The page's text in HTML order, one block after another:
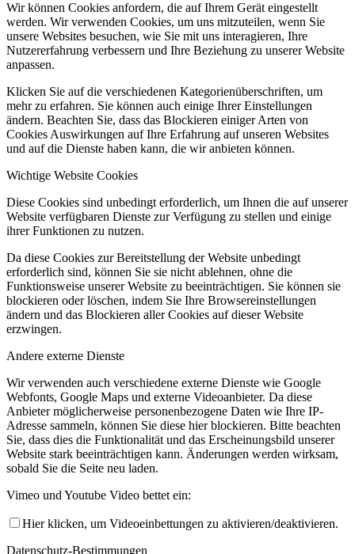
Wir können Cookies anfordern, die auf Ihrem Gerät eingestellt
werden. Wir verwenden Cookies, um uns mitzuteilen, wenn Sie
unsere Websites besuchen, wie Sie mit uns interagieren, Ihre
Nutzererfahrung verbessern und Ihre Beziehung zu unserer Website
anpassen.
Klicken Sie auf die verschiedenen Kategorienüberschriften, um
mehr zu erfahren. Sie können auch einige Ihrer Einstellungen
ändern. Beachten Sie, dass das Blockieren einiger Arten von
Cookies Auswirkungen auf Ihre Erfahrung auf unseren Websites
und auf die Dienste haben kann, die wir anbieten können.
Wichtige Website Cookies
Diese Cookies sind unbedingt erforderlich, um Ihnen die auf unserer
Website verfügbaren Dienste zur Verfügung zu stellen und einige
ihrer Funktionen zu nutzen.
Da diese Cookies zur Bereitstellung der Website unbedingt
erforderlich sind, können Sie sie nicht ablehnen, ohne die
Funktionsweise unserer Website zu beeinträchtigen. Sie können sie
blockieren oder löschen, indem Sie Ihre Browsereinstellungen
ändern und das Blockieren aller Cookies auf dieser Website
erzwingen.
Andere externe Dienste
Wir verwenden auch verschiedene externe Dienste wie Google
Webfonts, Google Maps und externe Videoanbieter. Da diese
Anbieter möglicherweise personenbezogene Daten wie Ihre IP-
Adresse sammeln, können Sie diese hier blockieren. Bitte beachten
Sie, dass dies die Funktionalität und das Erscheinungsbild unserer
Website stark beeinträchtigen kann. Änderungen werden wirksam,
sobald Sie die Seite neu laden.
Vimeo und Youtube Video bettet ein:
Hier klicken, um Videoeinbettungen zu aktivieren/deaktivieren.
Datenschutz-Bestimmungen